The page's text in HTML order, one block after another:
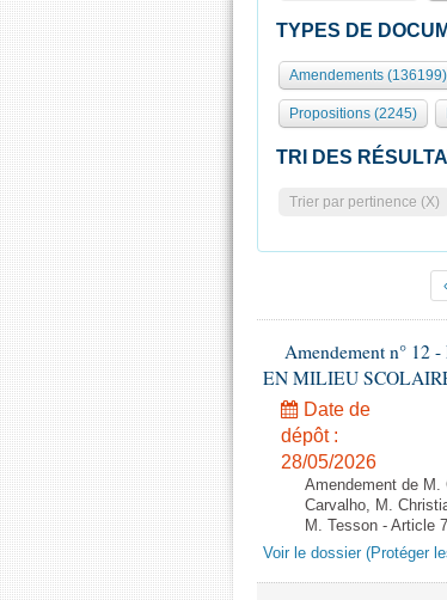
TYPES DE
Amendements (136199)
Propositions (2245)
TRI DES
Trier par pertinence (X)
Amendement n° 12
EN MILIEU
Date de
dépôt :
28/05/2026
Amendement de
Carvalho, M.
M. Tesson - Article
Voir le dossier (Protéger